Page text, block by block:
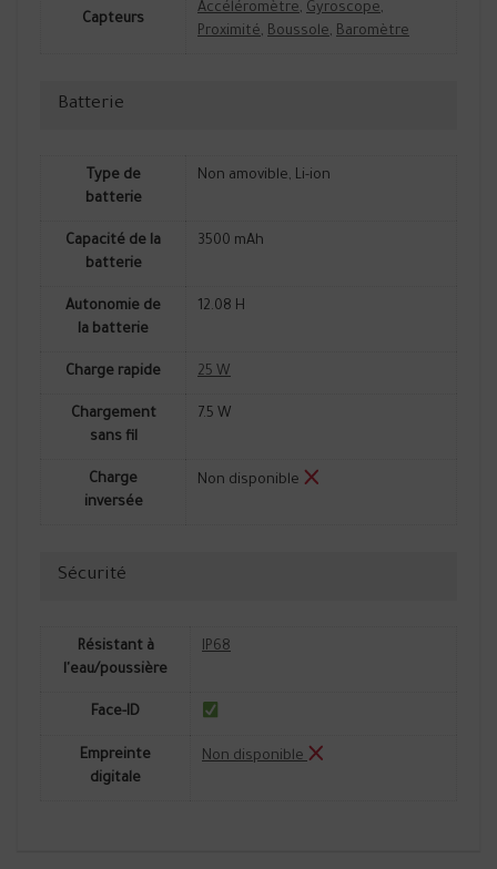
Capteurs
Accéléromètre, Gyroscope,
Proximité, Boussole, Baromètre
Batterie
Type de
batterie
Non amovible, Li-ion
Capacité de la
batterie
3500 mAh
Autonomie de
la batterie
12.08 H
Charge rapide 25 W
Chargement
sans fil
7.5 W
Charge
inversée
Non disponible
Sécurité
Résistant à
l'eau/poussière
IP68
Face-ID
Empreinte
digitale
Non disponible